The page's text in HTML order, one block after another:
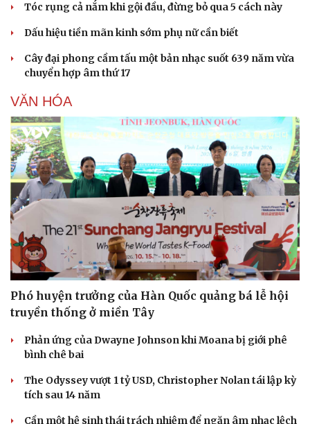
Văn hóa
Sân khấu - Điện ảnh
Văn học
Âm nhạc
Di sản
Giải trí
Nghệ sĩ
Thời trang
Sao Việt
Tóc rụng cả nắm khi gội đầu, đừng bỏ qua 5 cách này
Dấu hiệu tiền mãn kinh sớm phụ nữ cần biết
Cây đại phong cầm tấu một bản nhạc suốt 639 năm vừa
chuyển hợp âm thứ 17
VĂN HÓA
Phó huyện trưởng của Hàn Quốc quảng bá lễ hội
truyền thống ở miền Tây
Phản ứng của Dwayne Johnson khi Moana bị giới phê
bình chê bai
The Odyssey vượt 1 tỷ USD, Christopher Nolan tái lập kỳ
tích sau 14 năm
Cần một hệ sinh thái trách nhiệm để ngăn âm nhạc lệch